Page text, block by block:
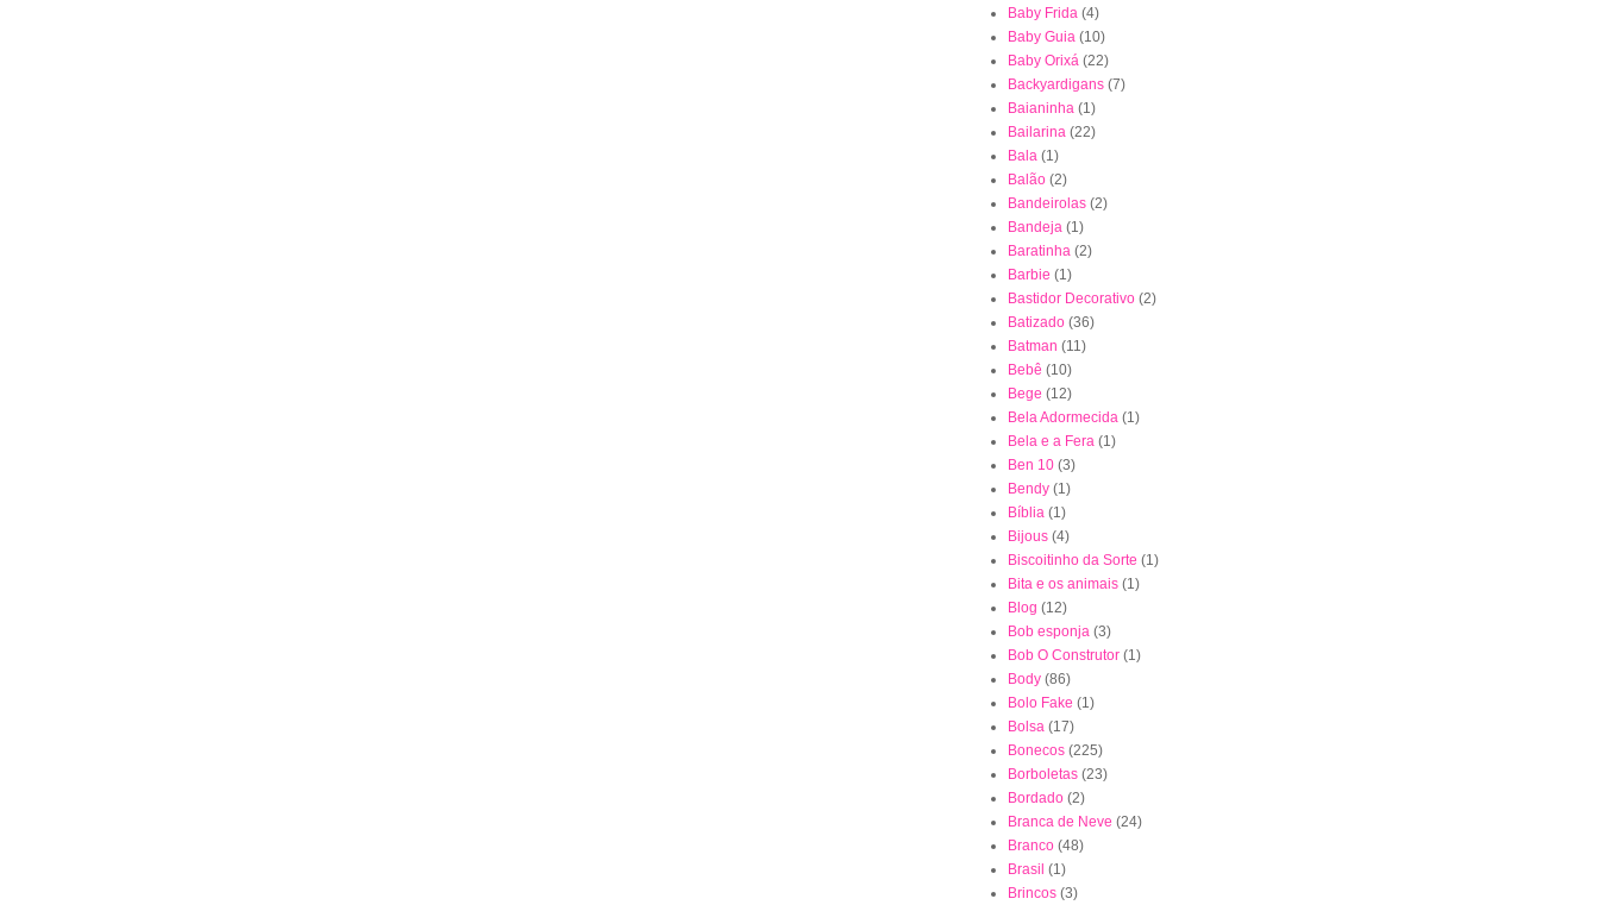
Baby Frida (4)
Baby Guia (10)
Baby Orixá (22)
Backyardigans (7)
Baianinha (1)
Bailarina (22)
Bala (1)
Balão (2)
Bandeirolas (2)
Bandeja (1)
Baratinha (2)
Barbie (1)
Bastidor Decorativo (2)
Batizado (36)
Batman (11)
Bebê (10)
Bege (12)
Bela Adormecida (1)
Bela e a Fera (1)
Ben 10 (3)
Bendy (1)
Bíblia (1)
Bijous (4)
Biscoitinho da Sorte (1)
Bita e os animais (1)
Blog (12)
Bob esponja (3)
Bob O Construtor (1)
Body (86)
Bolo Fake (1)
Bolsa (17)
Bonecos (225)
Borboletas (23)
Bordado (2)
Branca de Neve (24)
Branco (48)
Brasil (1)
Brincos (3)